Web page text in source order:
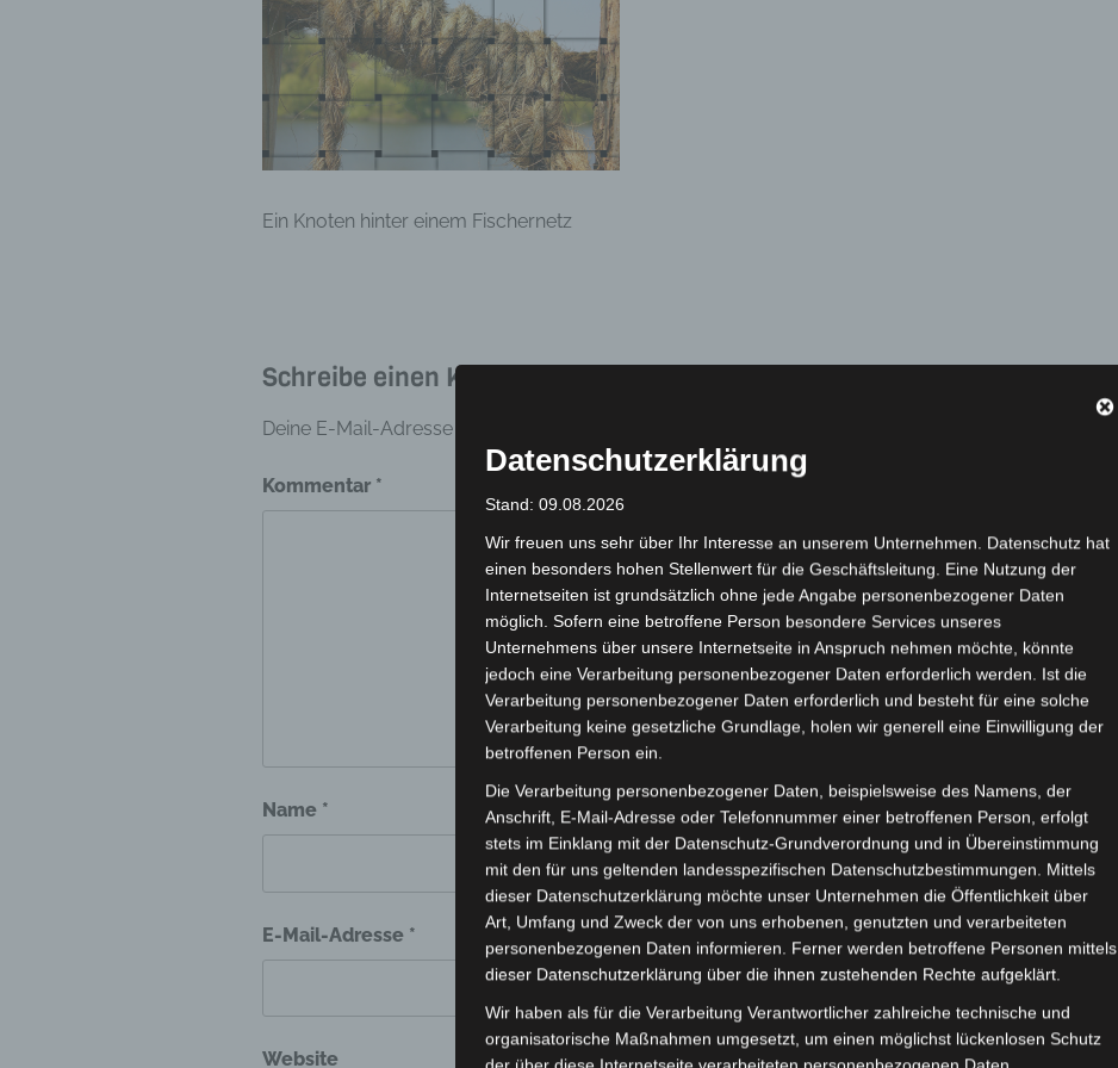
Ein Knoten hinter einem Fischernetz
Schreibe einen Kommentar
Deine E-Mail-Adresse wird nicht veröffentlicht.
Kommentar *
Name *
E-Mail-Adresse *
Website
Datenschutzerklärung
Stand: 09.08.2026
Wir freuen uns sehr über Ihr Interesse an unserem Unternehmen. Datenschutz hat
einen besonders hohen Stellenwert für die Geschäftsleitung. Eine Nutzung der
Internetseiten ist grundsätzlich ohne jede Angabe personenbezogener Daten
möglich. Sofern eine betroffene Person besondere Services unseres
Unternehmens über unsere Internetseite in Anspruch nehmen möchte, könnte
jedoch eine Verarbeitung personenbezogener Daten erforderlich werden. Ist die
Verarbeitung personenbezogener Daten erforderlich und besteht für eine solche
Verarbeitung keine gesetzliche Grundlage, holen wir generell eine Einwilligung der
betroffenen Person ein.
Die Verarbeitung personenbezogener Daten, beispielsweise des Namens, der
Anschrift, E-Mail-Adresse oder Telefonnummer einer betroffenen Person, erfolgt
stets im Einklang mit der Datenschutz-Grundverordnung und in Übereinstimmung
mit den für uns geltenden landesspezifischen Datenschutzbestimmungen. Mittels
dieser Datenschutzerklärung möchte unser Unternehmen die Öffentlichkeit über
Art, Umfang und Zweck der von uns erhobenen, genutzten und verarbeiteten
personenbezogenen Daten informieren. Ferner werden betroffene Personen mittels
dieser Datenschutzerklärung über die ihnen zustehenden Rechte aufgeklärt.
Wir haben als für die Verarbeitung Verantwortlicher zahlreiche technische und
organisatorische Maßnahmen umgesetzt, um einen möglichst lückenlosen Schutz